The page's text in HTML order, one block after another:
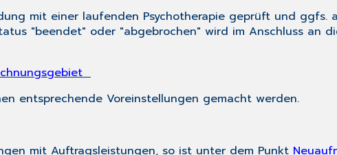
mit einer laufenden Psychotherapie geprüft und ggfs.
"beendet" oder "abgebrochen" wird im Anschluss an
entsprechende Voreinstellungen gemacht werden.
mit Auftragsleistungen, so ist unter dem Punkt